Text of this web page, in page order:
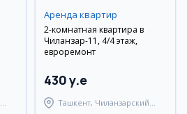
Аренда квартир
2-комнатная квартира в
Чиланзар-11, 4/4 этаж,
евроремонт
430 y.e
Ташкент, Чиланзарский